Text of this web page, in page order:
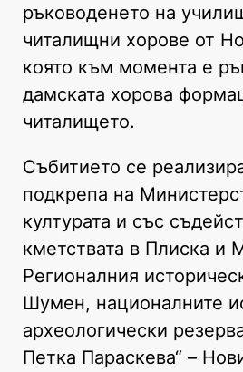
ръководенето на
читалищни хорове от
която към момента е
дамската хорова
читалището.
Събитието се
подкрепа на
културата и със
кметствата в Плиска и
Регионалния
Шумен, националните
археологически
Петка Параскева“ –